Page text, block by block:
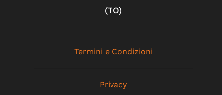
(TO)
Termini e Condizioni
Privacy